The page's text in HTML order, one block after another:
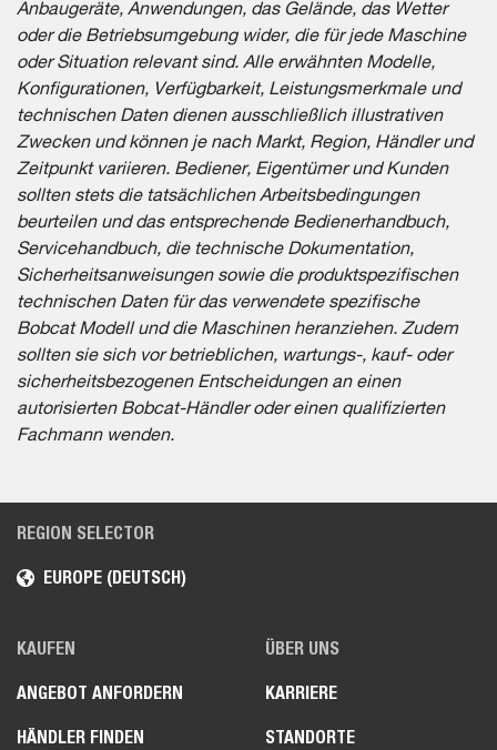
Anbaugeräte, Anwendungen, das Gelände, das Wetter
oder die Betriebsumgebung wider, die für jede Maschine
oder Situation relevant sind. Alle erwähnten Modelle,
Konfigurationen, Verfügbarkeit, Leistungsmerkmale und
technischen Daten dienen ausschließlich illustrativen
Zwecken und können je nach Markt, Region, Händler und
Zeitpunkt variieren. Bediener, Eigentümer und Kunden
sollten stets die tatsächlichen Arbeitsbedingungen
beurteilen und das entsprechende Bedienerhandbuch,
Servicehandbuch, die technische Dokumentation,
Sicherheitsanweisungen sowie die produktspezifischen
technischen Daten für das verwendete spezifische
Bobcat Modell und die Maschinen heranziehen. Zudem
sollten sie sich vor betrieblichen, wartungs-, kauf- oder
sicherheitsbezogenen Entscheidungen an einen
autorisierten Bobcat-Händler oder einen qualifizierten
Fachmann wenden.
REGION SELECTOR
EUROPE (DEUTSCH)
KAUFEN
ANGEBOT ANFORDERN
HÄNDLER FINDEN
ÜBER UNS
KARRIERE
STANDORTE